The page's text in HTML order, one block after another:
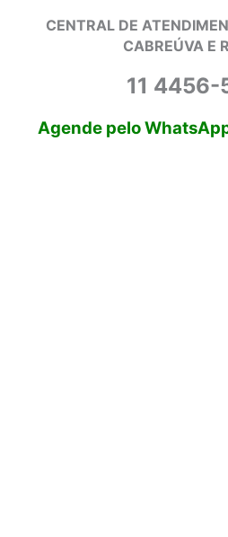
CENTRAL DE
CABREÚVA E
11 4456-
Agende pelo